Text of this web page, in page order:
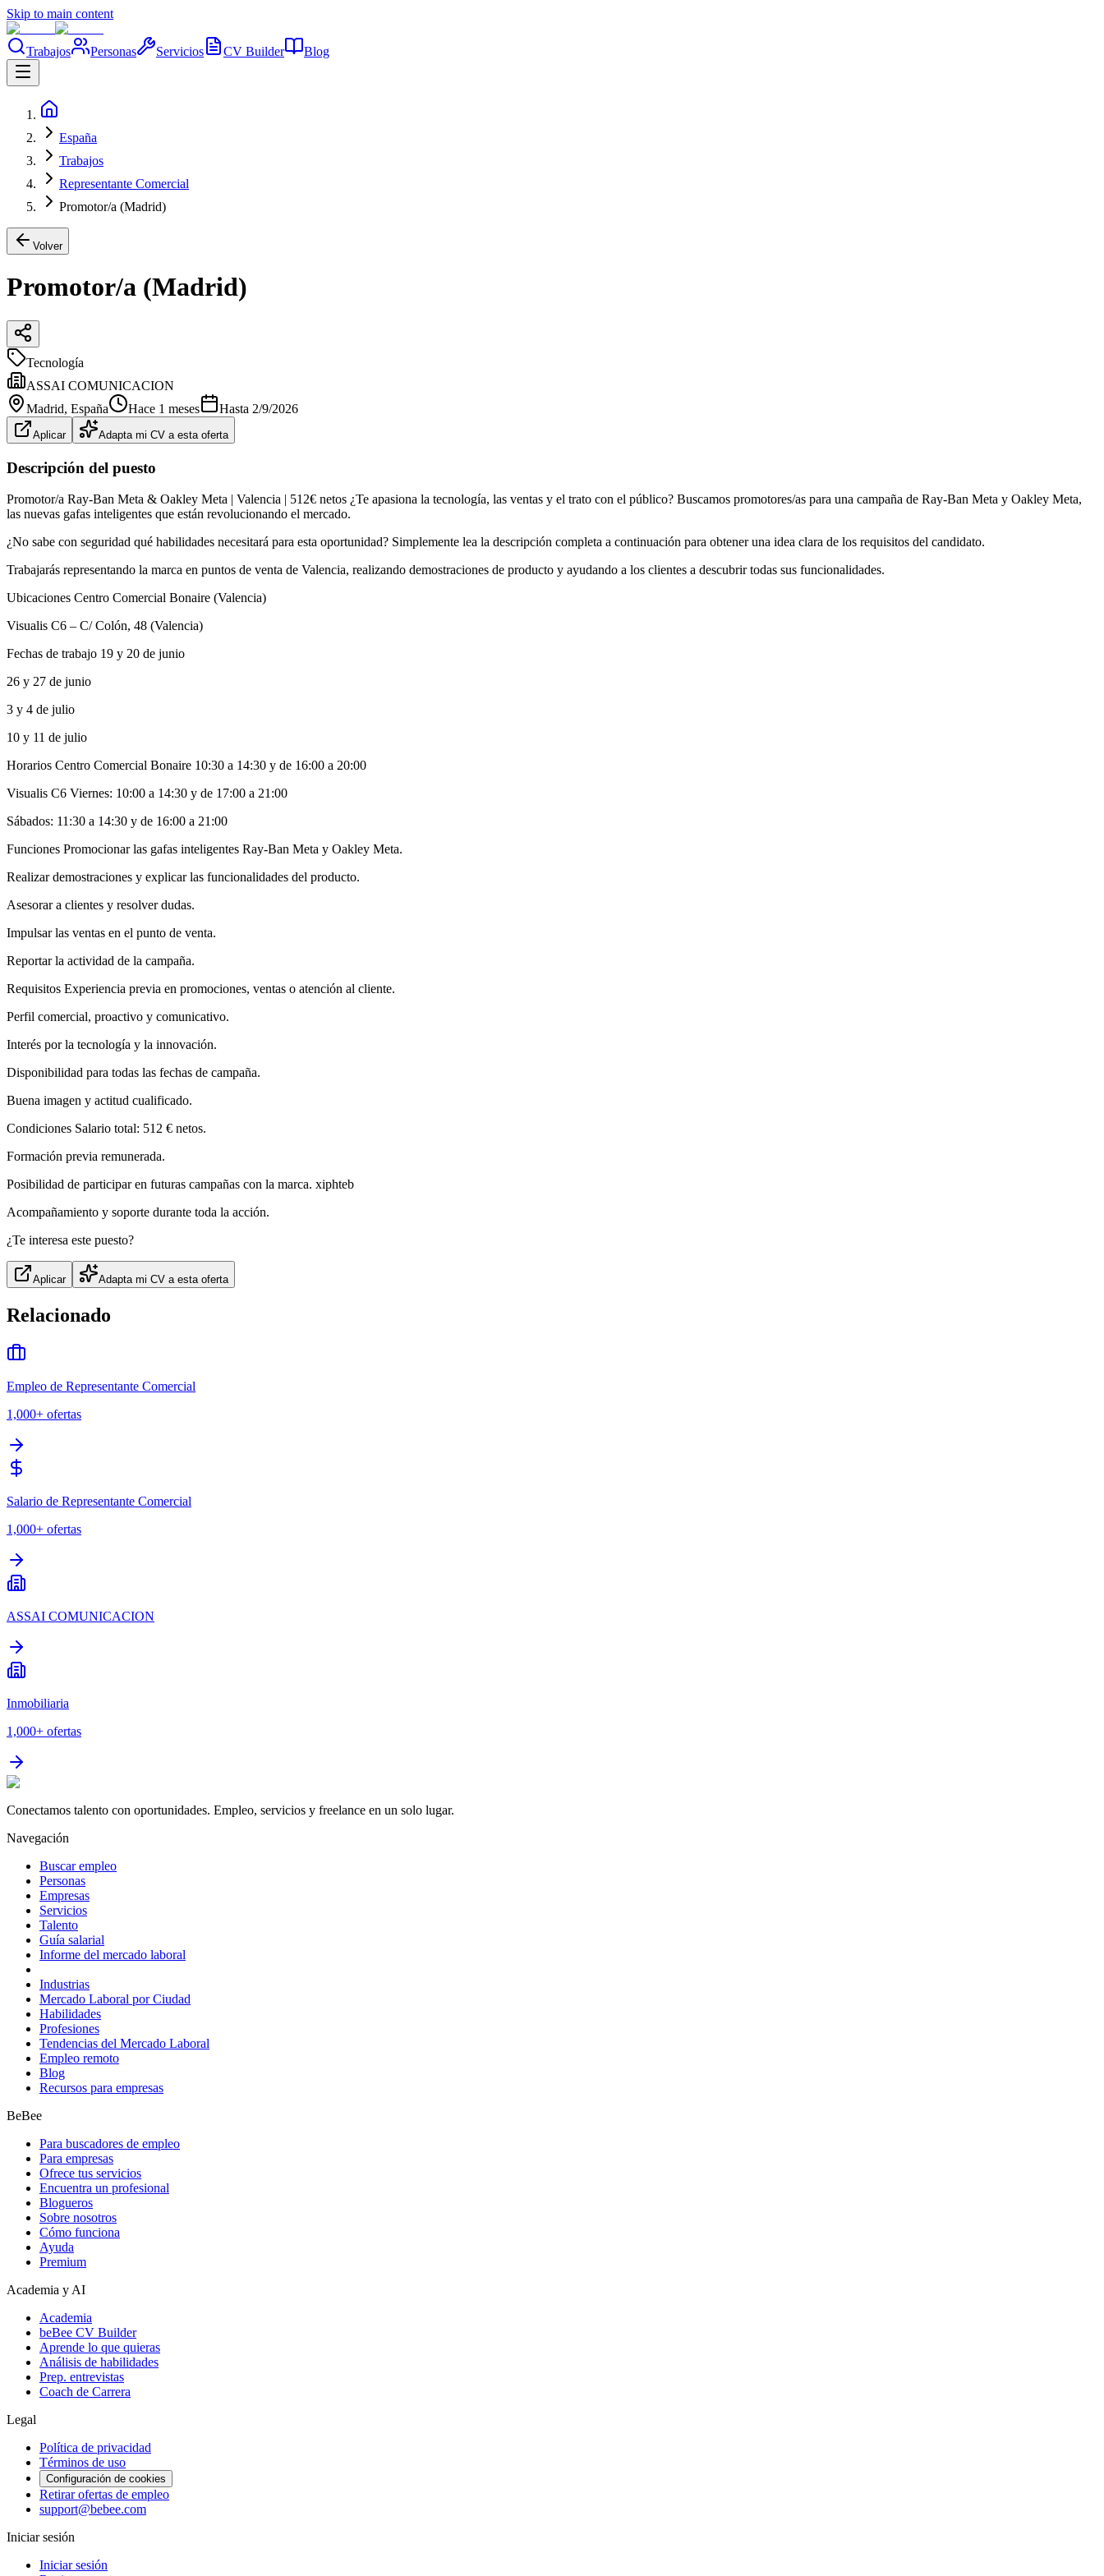
Skip to main content
Trabajos Personas Servicios CV Builder Blog
España
Trabajos
Representante Comercial
Promotor/a (Madrid)
Volver
Promotor/a (Madrid)
Tecnología
ASSAI COMUNICACION
Madrid, España Hace 1 meses Hasta 2/9/2026
Aplicar Adapta mi CV a esta oferta
Descripción del puesto
Promotor/a Ray-Ban Meta & Oakley Meta | Valencia | 512€ netos ¿Te apasiona la tecnología, las ventas y el trato con el público? Buscamos promotores/as para una campaña de Ray‐Ban Meta y Oakley Meta,
las nuevas gafas inteligentes que están revolucionando el mercado.
¿No sabe con seguridad qué habilidades necesitará para esta oportunidad? Simplemente lea la descripción completa a continuación para obtener una idea clara de los requisitos del candidato.
Trabajarás representando la marca en puntos de venta de Valencia, realizando demostraciones de producto y ayudando a los clientes a descubrir todas sus funcionalidades.
Ubicaciones Centro Comercial Bonaire (Valencia)
Visualis C6 – C/ Colón, 48 (Valencia)
Fechas de trabajo 19 y 20 de junio
26 y 27 de junio
3 y 4 de julio
10 y 11 de julio
Horarios Centro Comercial Bonaire 10:30 a 14:30 y de 16:00 a 20:00
Visualis C6 Viernes: 10:00 a 14:30 y de 17:00 a 21:00
Sábados: 11:30 a 14:30 y de 16:00 a 21:00
Funciones Promocionar las gafas inteligentes Ray‐Ban Meta y Oakley Meta.
Realizar demostraciones y explicar las funcionalidades del producto.
Asesorar a clientes y resolver dudas.
Impulsar las ventas en el punto de venta.
Reportar la actividad de la campaña.
Requisitos Experiencia previa en promociones, ventas o atención al cliente.
Perfil comercial, proactivo y comunicativo.
Interés por la tecnología y la innovación.
Disponibilidad para todas las fechas de campaña.
Buena imagen y actitud cualificado.
Condiciones Salario total: 512 € netos.
Formación previa remunerada.
Posibilidad de participar en futuras campañas con la marca. xiphteb
Acompañamiento y soporte durante toda la acción.
¿Te interesa este puesto?
Aplicar Adapta mi CV a esta oferta
Relacionado
Empleo de Representante Comercial
1,000+ ofertas
Salario de Representante Comercial
1,000+ ofertas
ASSAI COMUNICACION
Inmobiliaria
1,000+ ofertas
Conectamos talento con oportunidades. Empleo, servicios y freelance en un solo lugar.
Navegación
Buscar empleo
Personas
Empresas
Servicios
Talento
Guía salarial
Informe del mercado laboral
Industrias
Mercado Laboral por Ciudad
Habilidades
Profesiones
Tendencias del Mercado Laboral
Empleo remoto
Blog
Recursos para empresas
BeBee
Para buscadores de empleo
Para empresas
Ofrece tus servicios
Encuentra un profesional
Blogueros
Sobre nosotros
Cómo funciona
Ayuda
Premium
Academia y AI
Academia
beBee CV Builder
Aprende lo que quieras
Análisis de habilidades
Prep. entrevistas
Coach de Carrera
Legal
Política de privacidad
Términos de uso
Configuración de cookies
Retirar ofertas de empleo
support@bebee.com
Iniciar sesión
Iniciar sesión